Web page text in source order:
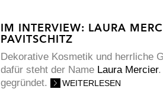
IM INTERVIEW: LAURA
PAVITSCHITZ
Dekorative Kosmetik und herrliche
dafür steht der Name Laura Mercier.
gegründet.
WEITERLESEN